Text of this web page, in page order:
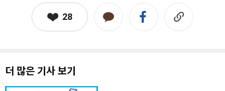
28
더 많은 기사 보기